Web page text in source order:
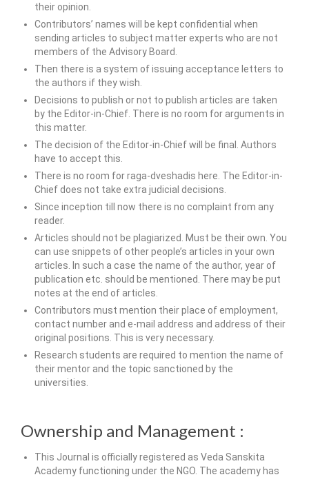
their opinion.
Contributors’ names will be kept confidential when
sending articles to subject matter experts who are not
members of the Advisory Board.
Then there is a system of issuing acceptance letters to
the authors if they wish.
Decisions to publish or not to publish articles are taken
by the Editor-in-Chief. There is no room for arguments in
this matter.
The decision of the Editor-in-Chief will be final. Authors
have to accept this.
There is no room for raga-dveshadis here. The Editor-in-
Chief does not take extra judicial decisions.
Since inception till now there is no complaint from any
reader.
Articles should not be plagiarized. Must be their own. You
can use snippets of other people’s articles in your own
articles. In such a case the name of the author, year of
publication etc. should be mentioned. There may be put
notes at the end of articles.
Contributors must mention their place of employment,
contact number and e-mail address and address of their
original positions. This is very necessary.
Research students are required to mention the name of
their mentor and the topic sanctioned by the
universities.
Ownership and Management :
This Journal is officially registered as Veda Sanskita
Academy functioning under the NGO. The academy has